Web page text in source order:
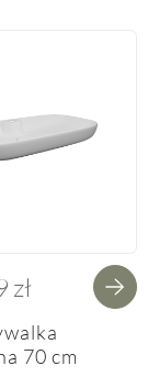
zł
70 cm